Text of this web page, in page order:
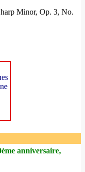
Minor, Op. 3, No.
anniversaire,